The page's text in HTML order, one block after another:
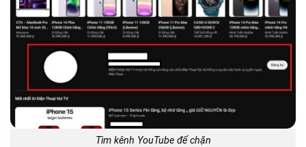
Tìm kênh YouTube để chặn